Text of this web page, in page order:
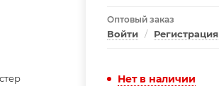
Оптовый заказ
Войти / Регистрация
Нет в наличии